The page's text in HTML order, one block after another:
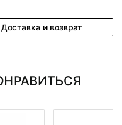
Доставка и возврат